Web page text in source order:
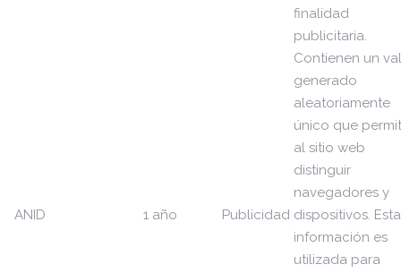
ANID 1 año Publicidad
finalidad
publicitaria.
Contienen un
generado
aleatoriamente
único que
al sitio web
distinguir
navegadores y
dispositivos. Esta
información es
utilizada para